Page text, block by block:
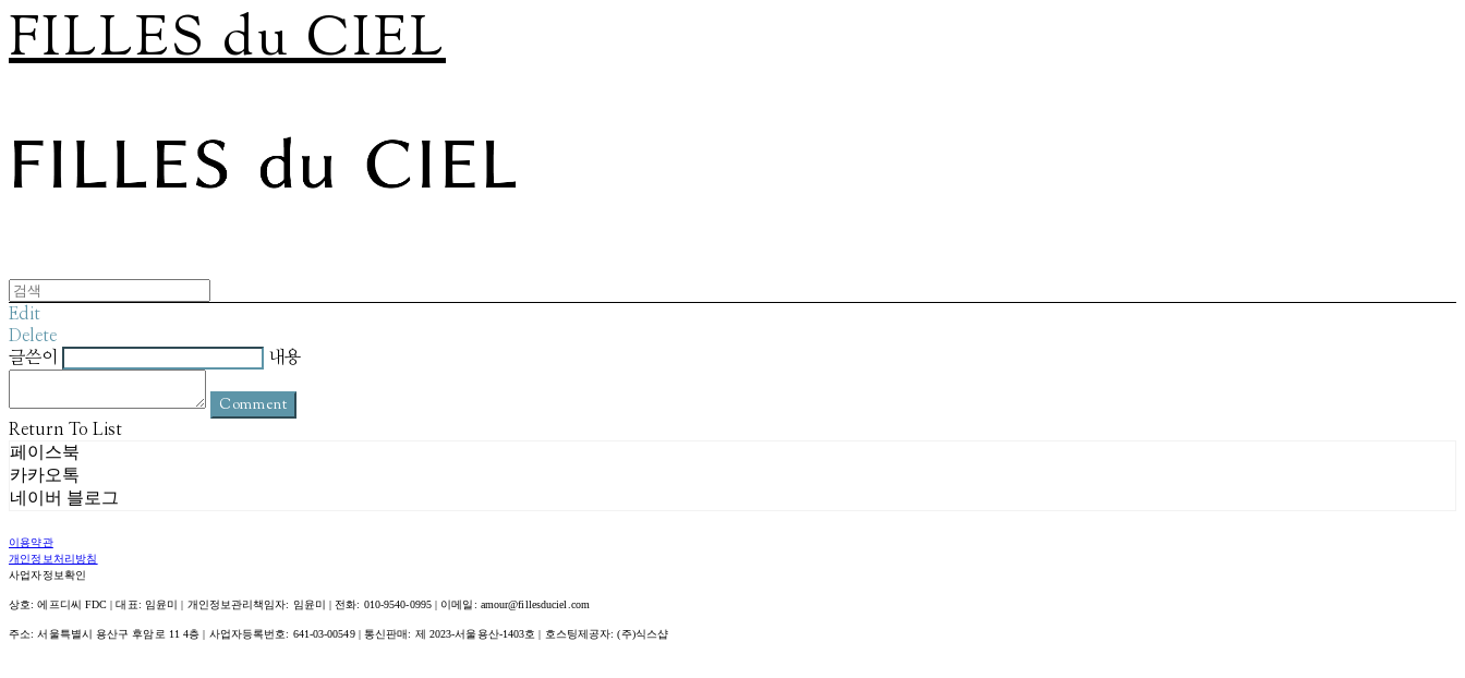
FILLES du CIEL
Edit
Delete
글쓴이
내용
Comment
Return To List
페이스북
카카오톡
네이버 블로그
이용약관
개인정보처리방침
사업자정보확인
상호: 에프디씨 FDC | 대표: 임윤미 | 개인정보관리책임자: 임윤미 | 전화: 010-9540-0995 | 이메일: amour@fillesduciel.com
주소: 서울특별시 용산구 후암로 11 4층 | 사업자등록번호: 641-03-00549| 통신판매: 제 2023-서울용산-1403호 | 호스팅제공자: (주)식스샵